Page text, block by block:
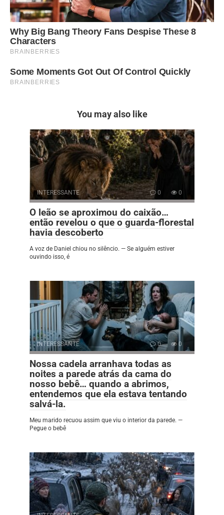
You may also like
INTERESSANTE 0 0
O leão se aproximou do caixão…
então revelou o que o guarda-florestal
havia descoberto
A voz de Daniel chiou no silêncio. — Se alguém estiver
ouvindo isso, é
INTERESSANTE 0 0
Nossa cadela arranhava todas as
noites a parede atrás da cama do
nosso bebê… quando a abrimos,
entendemos que ela estava tentando
salvá-la.
Meu marido recuou assim que viu o interior da parede. —
Pegue o bebê